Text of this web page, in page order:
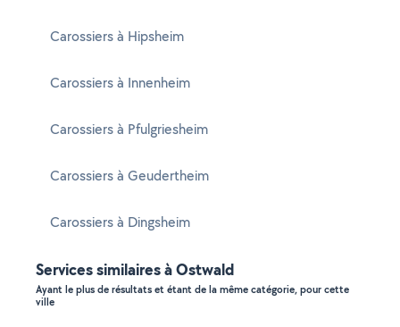
Carossiers à Hipsheim
Carossiers à Innenheim
Carossiers à Pfulgriesheim
Carossiers à Geudertheim
Carossiers à Dingsheim
Services similaires à Ostwald
Ayant le plus de résultats et étant de la même catégorie, pour cette
ville